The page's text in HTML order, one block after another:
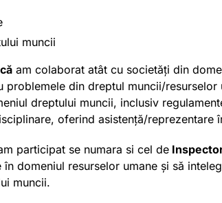
muncii
am colaborat atât cu societăți din
problemele din dreptul muncii/
dreptului muncii, inclusiv
oferind asistență/
participat se numara si cel de
domeniul resurselor umane și să
muncii.